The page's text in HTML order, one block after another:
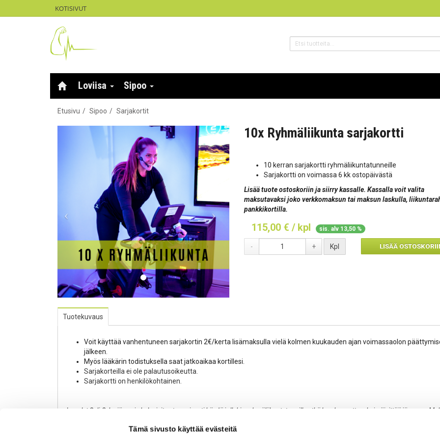
Tämä sivusto käyttää evästeitä
KOTISIVUT
Loviisa Sipoo
Etusivu Sipoo Sarjakortit
10x Ryhmäliikunta sarjakortti
10 kerran sarjakortti ryhmäliikuntatunneille
Sarjakortti on voimassa 6 kk ostopäivästä
Lisää tuote ostoskoriin ja siirry kassalle. Kassalla voit valita
maksutavaksi joko verkkomaksun tai maksun laskulla,
pankkikortilla.
115,00 € / kpl sis. alv 13,50 %
- + Kpl LISÄÄ
Tuotekuvaus
Voit käyttää vanhentuneen sarjakortin 2€/kerta lisämaksulla vielä kolmen kuukauden ajan voimassaolon
jälkeen.
Myös lääkärin todistuksella saat jatkoaikaa kortillesi.
Sarjakorteilla ei ole palautusoikeutta.
Sarjakortti on henkilökohtainen.
Jos olet Sali-Syke jäsen ja haluaisit satunnaisesti käydä jollakin ryhmäliikuntatunnilla etkä koe kannattavaksi päivittää jäsenyys